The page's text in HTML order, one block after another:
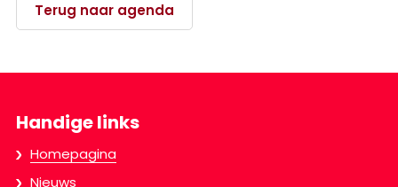
Terug naar agenda
Handige links
Homepagina
Nieuws